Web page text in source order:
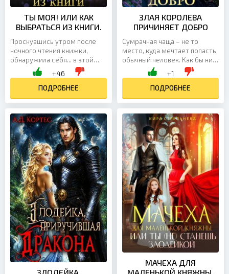
ТЫ МОЯ! ИЛИ КАК
ВЫБРАТЬСЯ ИЗ КНИГИ.
Проснувшись утром после
ночного чтения книжки,
обнаружила себя... в этой
самой книге! На месте
нежной слабохарактерной
главной героини, как две
капли...
+46
ПОДРОБНЕЕ
ЗЛАЯ КОРОЛЕВА
ПРИЧИНЯЕТ ДОБРО
Сумрачная чаща – не то
место, куда мечтает попасть
обычный человек. Как бы ни
манил тот своими
богатствами, его жуткие и
злобные обитатели
отпугивают...
+1
ПОДРОБНЕЕ
МАЧЕХА ДЛЯ